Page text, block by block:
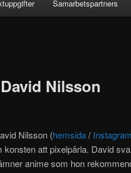
Samarbetspartners
Nilsson
Nilsson (hemsida/ Instagram
konsten att pixelpärla. David
anime som hon